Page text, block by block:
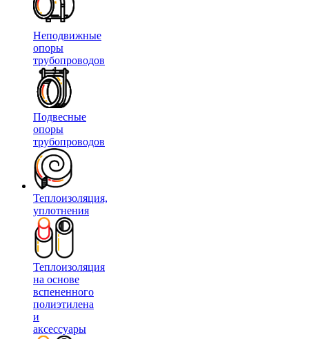
Неподвижные
опоры
трубопроводов
Подвесные
опоры
трубопроводов
Теплоизоляция,
уплотнения
Теплоизоляция
на основе
вспененного
полиэтилена
и
аксессуары